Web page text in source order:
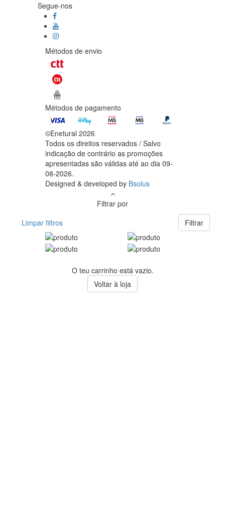
Segue-nos
Métodos de envio
Métodos de pagamento
©Enetural 2026
Todos os direitos reservados / Salvo
indicação de contrário as promoções
apresentadas são válidas até ao dia 09-
08-2026.
Designed & developed by Bsolus
Filtrar por
Limpar filtros
Filtrar
O teu carrinho está vazio.
Voltar à loja